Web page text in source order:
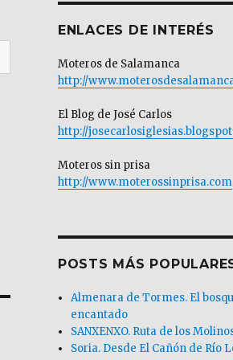
ENLACES DE INTERÉS
Moteros de Salamanca
http://
El Blog de José Carlos
http://
Moteros sin prisa
http://www.moterossinprisa.com
POSTS MÁS
Almenara de Tormes. El
encantado
SANXENXO. Ruta de los
Soria. Desde El Cañón de Río